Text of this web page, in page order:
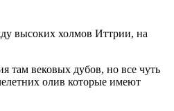
высоких холмов Иттрии, на
там вековых дубов, но все чуть
олив которые имеют